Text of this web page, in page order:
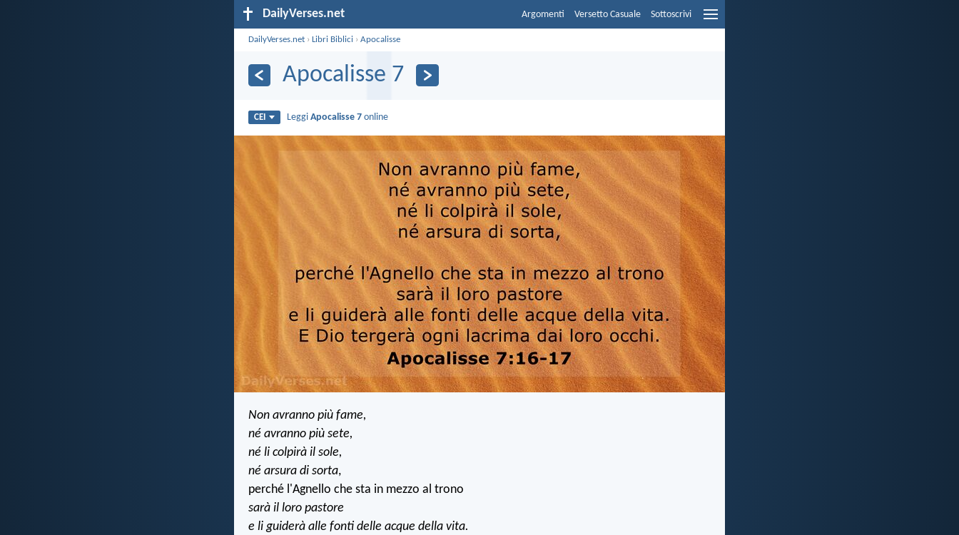
DailyVerses.net Argomenti Versetto Casuale Sottoscrivi
DailyVerses.net ›Libri Biblici ›Apocalisse
Apocalisse 7
CEI LeggiApocalisse 7 online
Non avranno più fame,
né avranno più sete,
né li colpirà il sole,
né arsura di sorta,
perché l'Agnello che sta in mezzo al trono
sarà il loro pastore
e li guiderà alle fonti delle acque della vita.